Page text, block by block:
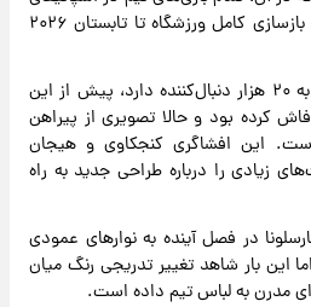
نوکمپ برگزار می‌شود، هرچند بازسازی کامل ورزشگاه تا تابستان ۲۰۲۶
این حساب کاربری که نزدیک به ۲۰ هزار دنبال‌کننده دارد، پیش از این
کرده بود و حالا تصویری از پیراهن
این افشاگری کنجکاوی و هیجان
زیادی را درباره طراحی جدید به راه
در فصل آینده به نوار‌های عمودی
این بار شاهد تغییر تدریجی رنگ میان
مدرن به لباس تیم داده است.